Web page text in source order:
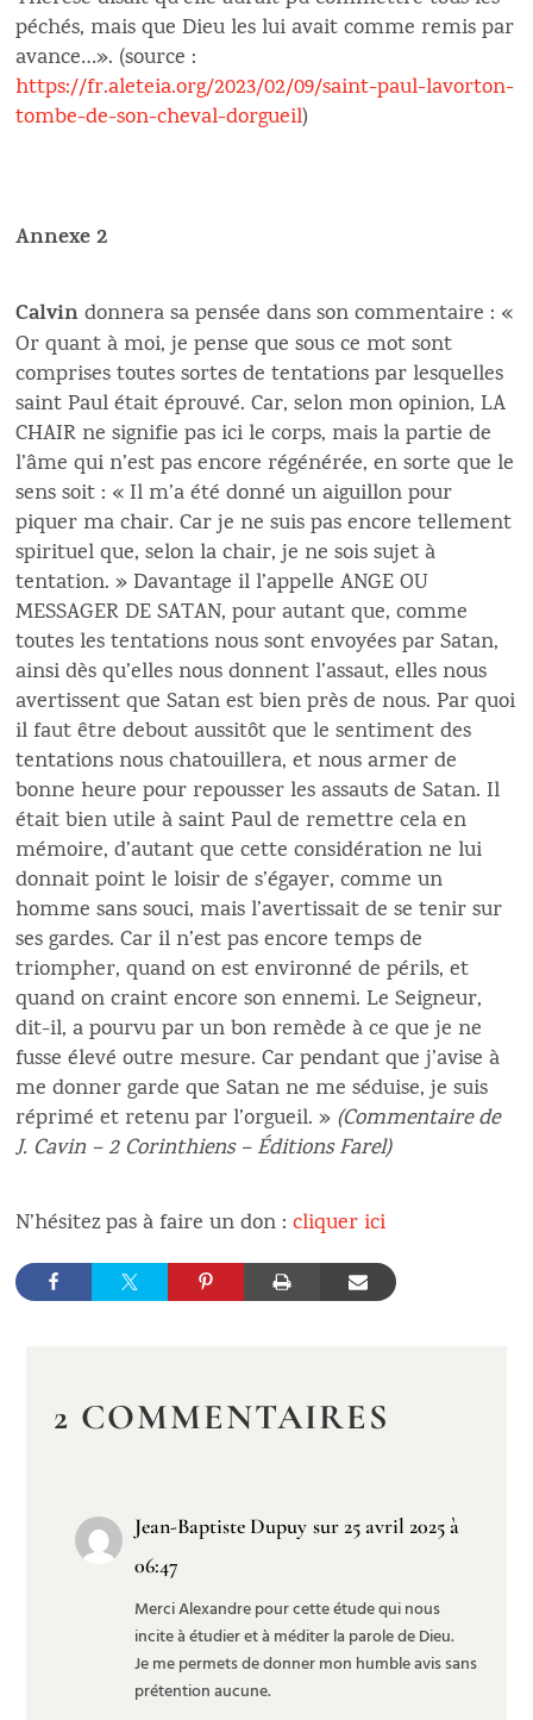
péchés, mais que Dieu les lui avait comme remis par
avance…». (source :
https://fr.aleteia.org/2023/02/09/saint-paul-lavorton-
tombe-de-son-cheval-dorgueil)
Annexe 2
Calvindonnera sa pensée dans son commentaire : «
Or quant à moi, je pense que sous ce mot sont
comprises toutes sortes de tentations par lesquelles
saint Paul était éprouvé. Car, selon mon opinion, LA
CHAIR ne signifie pas ici le corps, mais la partie de
l’âme qui n’est pas encore régénérée, en sorte que le
sens soit : « Il m’a été donné un aiguillon pour
piquer ma chair. Car je ne suis pas encore tellement
spirituel que, selon la chair, je ne sois sujet à
tentation. » Davantage il l’appelle ANGE OU
MESSAGER DE SATAN, pour autant que, comme
toutes les tentations nous sont envoyées par Satan,
ainsi dès qu’elles nous donnent l’assaut, elles nous
avertissent que Satan est bien près de nous. Par quoi
il faut être debout aussitôt que le sentiment des
tentations nous chatouillera, et nous armer de
bonne heure pour repousser les assauts de Satan. Il
était bien utile à saint Paul de remettre cela en
mémoire, d’autant que cette considération ne lui
donnait point le loisir de s’égayer, comme un
homme sans souci, mais l’avertissait de se tenir sur
ses gardes. Car il n’est pas encore temps de
triompher, quand on est environné de périls, et
quand on craint encore son ennemi. Le Seigneur,
dit-il, a pourvu par un bon remède à ce que je ne
fusse élevé outre mesure. Car pendant que j’avise à
me donner garde que Satan ne me séduise, je suis
réprimé et retenu par l’orgueil. » (Commentaire de
J. Cavin – 2 Corinthiens – Éditions Farel)
N’hésitez pas à faire un don :cliquer ici
2 COMMENTAIRES
Jean-Baptiste Dupuy sur 25 avril 2025 à
06:47
Merci Alexandre pour cette étude qui nous
incite à étudier et à méditer la parole de Dieu.
Je me permets de donner mon humble avis sans
prétention aucune.